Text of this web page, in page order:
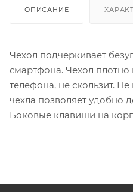
ОПИСАНИЕ
Чехол подчеркивает
смартфона. Чехол плотно
телефона, не скользит.
чехла позволяет удобно
Боковые клавиши на